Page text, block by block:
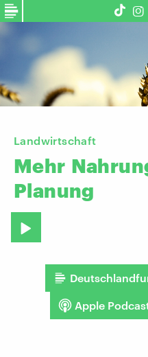
Landwirtschaft
Mehr
Planung
Apple